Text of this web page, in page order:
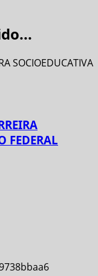
FEDERAL